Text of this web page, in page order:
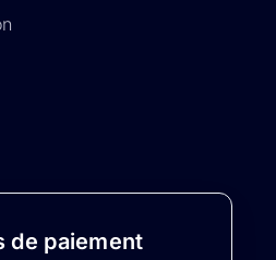
de paiement